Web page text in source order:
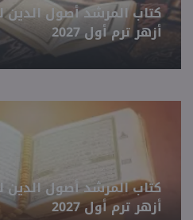
كتاب المرشد أصول الدين
أزهر ترم أول 2027
كتاب المرشد أصول الدين
أزهر ترم أول 2027